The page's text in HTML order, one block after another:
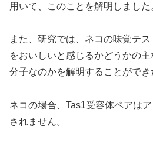
用いて、このことを解明しました
また、研究では、ネコの味覚テ
をおいしいと感じるかどうかの
分子なのかを解明することができ
ネコの場合、Tas1受容体ペアは
されません。